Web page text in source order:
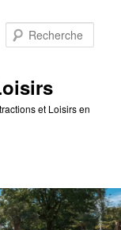
et Loisirs en